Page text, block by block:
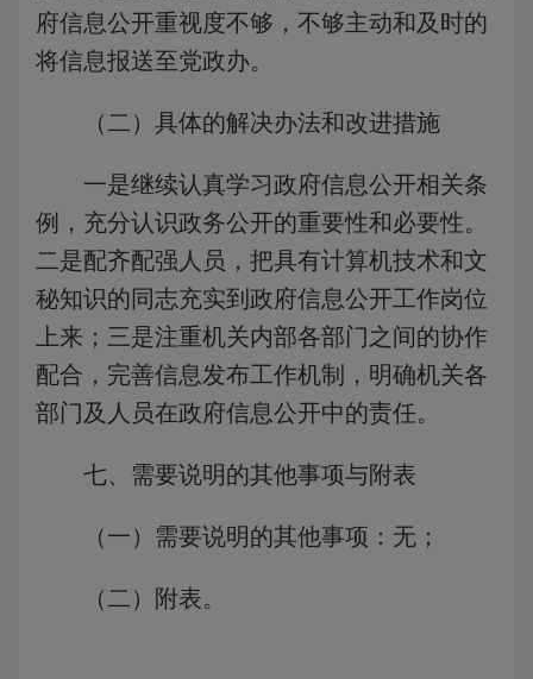
府信息公开重视度不够，不够主动和及时的
将信息报送至党政办。
（二）具体的解决办法和改进措施
一是继续认真学习政府信息公开相关条
例，充分认识政务公开的重要性和必要性。
二是配齐配强人员，把具有计算机技术和文
秘知识的同志充实到政府信息公开工作岗位
上来；三是注重机关内部各部门之间的协作
配合，完善信息发布工作机制，明确机关各
部门及人员在政府信息公开中的责任。
七、需要说明的其他事项与附表
（一）需要说明的其他事项：无；
（二）附表。